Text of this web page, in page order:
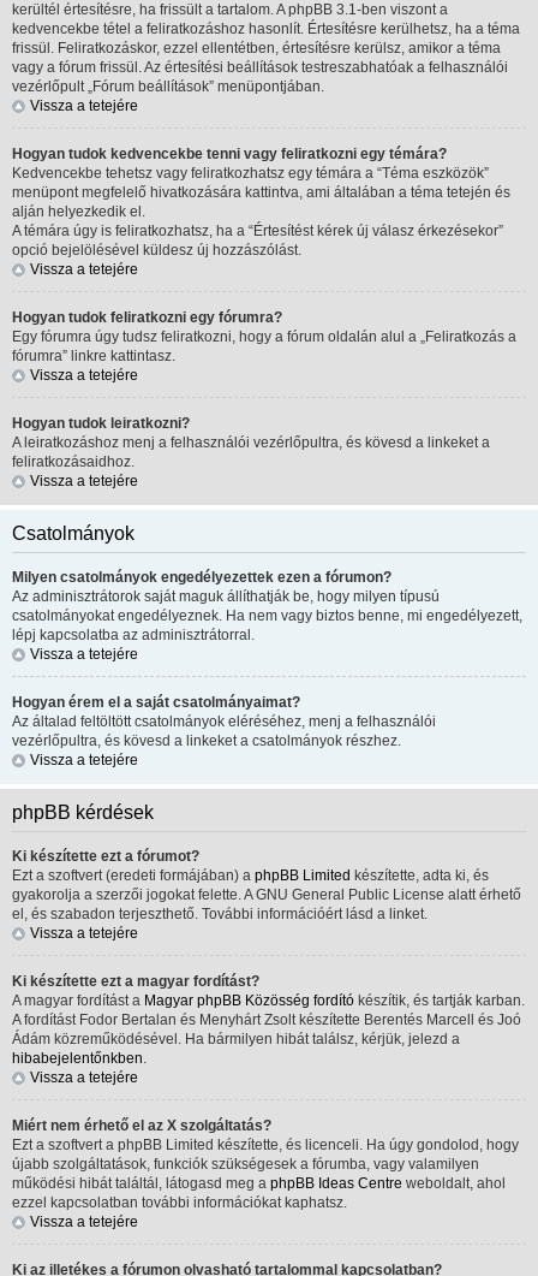
kerültél értesítésre, ha frissült a tartalom. A phpBB 3.1-ben viszont a
kedvencekbe tétel a feliratkozáshoz hasonlít. Értesítésre kerülhetsz, ha a téma
frissül. Feliratkozáskor, ezzel ellentétben, értesítésre kerülsz, amikor a téma
vagy a fórum frissül. Az értesítési beállítások testreszabhatóak a felhasználói
vezérlőpult „Fórum beállítások” menüpontjában.
Vissza a tetejére
Hogyan tudok kedvencekbe tenni vagy feliratkozni egy témára?
Kedvencekbe tehetsz vagy feliratkozhatsz egy témára a “Téma eszközök”
menüpont megfelelő hivatkozására kattintva, ami általában a téma tetején és
alján helyezkedik el.
A témára úgy is feliratkozhatsz, ha a “Értesítést kérek új válasz érkezésekor”
opció bejelölésével küldesz új hozzászólást.
Vissza a tetejére
Hogyan tudok feliratkozni egy fórumra?
Egy fórumra úgy tudsz feliratkozni, hogy a fórum oldalán alul a „Feliratkozás a
fórumra” linkre kattintasz.
Vissza a tetejére
Hogyan tudok leiratkozni?
A leiratkozáshoz menj a felhasználói vezérlőpultra, és kövesd a linkeket a
feliratkozásaidhoz.
Vissza a tetejére
Csatolmányok
Milyen csatolmányok engedélyezettek ezen a fórumon?
Az adminisztrátorok saját maguk állíthatják be, hogy milyen típusú
csatolmányokat engedélyeznek. Ha nem vagy biztos benne, mi engedélyezett,
lépj kapcsolatba az adminisztrátorral.
Vissza a tetejére
Hogyan érem el a saját csatolmányaimat?
Az általad feltöltött csatolmányok eléréséhez, menj a felhasználói
vezérlőpultra, és kövesd a linkeket a csatolmányok részhez.
Vissza a tetejére
phpBB kérdések
Ki készítette ezt a fórumot?
Ezt a szoftvert (eredeti formájában) a phpBB Limited készítette, adta ki, és
gyakorolja a szerzői jogokat felette. A GNU General Public License alatt érhető
el, és szabadon terjeszthető. További információért lásd a linket.
Vissza a tetejére
Ki készítette ezt a magyar fordítást?
A magyar fordítást a Magyar phpBB Közösség fordító készítik, és tartják karban.
A fordítást Fodor Bertalan és Menyhárt Zsolt készítette Berentés Marcell és Joó
Ádám közreműködésével. Ha bármilyen hibát találsz, kérjük, jelezd a
hibabejelentőnkben.
Vissza a tetejére
Miért nem érhető el az X szolgáltatás?
Ezt a szoftvert a phpBB Limited készítette, és licenceli. Ha úgy gondolod, hogy
újabb szolgáltatások, funkciók szükségesek a fórumba, vagy valamilyen
működési hibát találtál, látogasd meg a phpBB Ideas Centre weboldalt, ahol
ezzel kapcsolatban további információkat kaphatsz.
Vissza a tetejére
Ki az illetékes a fórumon olvasható tartalommal kapcsolatban?